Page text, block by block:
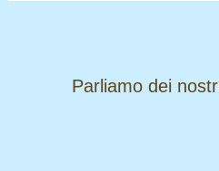
​​​​​​​Parliamo dei